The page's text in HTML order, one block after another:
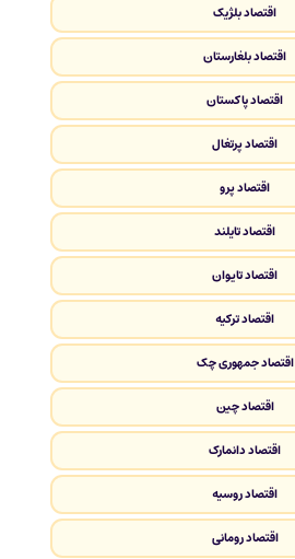
اقتصاد بلژیک
اقتصاد بلغارستان
اقتصاد پاکستان
اقتصاد پرتغال
اقتصاد پرو
اقتصاد تایلند
اقتصاد تایوان
اقتصاد ترکیه
اقتصاد جمهوری چک
اقتصاد چین
اقتصاد دانمارک
اقتصاد روسیه
اقتصاد رومانی